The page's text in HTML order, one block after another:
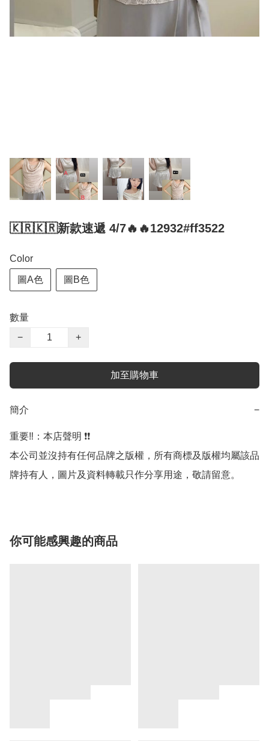
🇰🇷🇰🇷新款速遞 4/7🔥🔥12932#ff3522
Color
圖A色 圖B色
數量
−
+
加至購物車
簡介 −
重要‼️：本店聲明 ❗️❗️
本公司並沒持有任何品牌之版權，所有商標及版權均屬該品
牌持有人，圖片及資料轉載只作分享用途，敬請留意。
你可能感興趣的商品